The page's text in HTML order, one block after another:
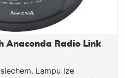
Anaconda Radio Link
Lampu lze